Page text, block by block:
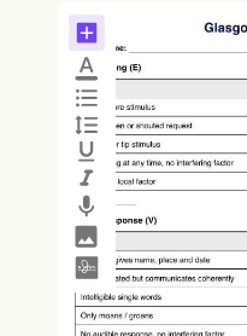
การจัดการฝึก
Community
ผู้ฝึกฝนคนเดียว
ผู้ปฏิบัติงานใหม่
นักพยาธิวิทยาภาษา
หมอไคโรแพรคเตอร์
ผู้เชี่ยวชาญด้านสุขภาพจิต
นักสังคมสงเคราะห์
นักโภชนาการและนักโภชนาก
นักกายภาพบำบัด
Automatic reminders
ข้อความ
Client messaging
SMS and email
Telehealth video
In session notes
AI Scribe
Clinical notes
เสร็จสิ้น
ePrescribe
NEW
Treatment plans
เรียกเก็บเงิน
Invoicing and payments
Insurance claims
การจัดการสถานพยาบาล
การปฏิบัติตามข้อกำหน
Carepatron AI
ดูเวิร์กโฟลว์ทั้งหมด
Counselors
Mental health
Psychologists
Therapists
Medical
Dentists
Nurse practitioners
Nurses
Physicians
Psychiatrists
Allied
Dietitians
Nutritionists
Occupational therapists
Physical therapists
Social workers
Speech therapists
Wellness
Acupuncturists
Chiropractors
Health coaches
Life coaches
Massage therapists
Personal trainers
Get